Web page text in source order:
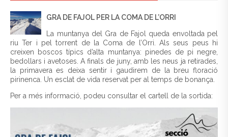
GRA DE FAJOL PER LA COMA DE L’ORRI
La muntanya del Gra de Fajol queda envoltada pel
riu Ter i pel torrent de la Coma de l’Orri. Als seus peus hi
creixen boscos típics d’alta muntanya: pinedes de pi negre,
bedollars i avetoses. A finals de juny, amb les neus ja retirades,
la primavera es deixa sentir i gaudirem de la breu floració
pirinenca. Un esclat de vida reservat per al temps de bonança.
Per a més informació, podeu consultar el cartell de la sortida: